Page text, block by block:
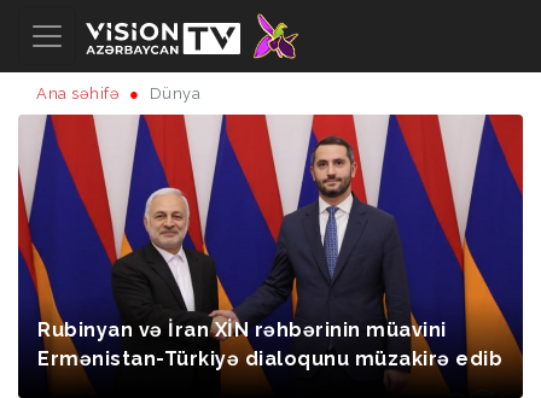
Ana səhifə Dünya
Rubinyan və İran XİN rəhbərinin müavini
Ermənistan-Türkiyə dialoqunu müzakirə edib